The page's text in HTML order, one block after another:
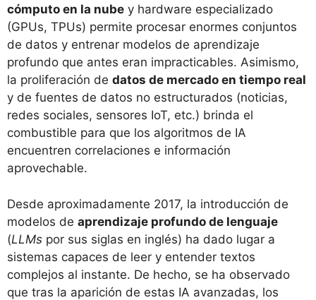
cómputo en la nube y hardware especializado
(GPUs, TPUs) permite procesar enormes conjuntos
de datos y entrenar modelos de aprendizaje
profundo que antes eran impracticables​. Asimismo,
la proliferación de datos de mercado en tiempo real
y de fuentes de datos no estructurados (noticias,
redes sociales, sensores IoT, etc.) brinda el
combustible para que los algoritmos de IA
encuentren correlaciones e información
aprovechable.
Desde aproximadamente 2017, la introducción de
modelos de aprendizaje profundo de lenguaje
(LLMs por sus siglas en inglés) ha dado lugar a
sistemas capaces de leer y entender textos
complejos al instante. De hecho, se ha observado
que tras la aparición de estas IA avanzadas, los